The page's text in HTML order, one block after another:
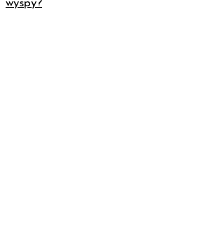
wyspy?